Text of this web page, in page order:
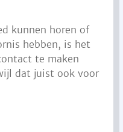
kunnen horen of
hebben, is het
te maken
dat juist ook voor